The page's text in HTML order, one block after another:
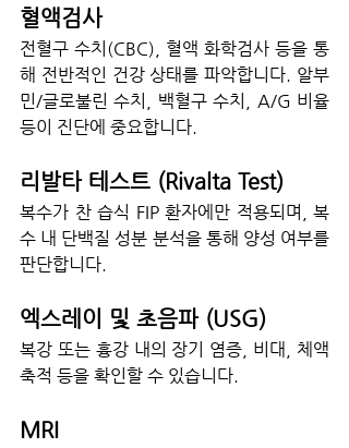
혈액검사
전혈구 수치(CBC), 혈액 화학검사 등을 통
해 전반적인 건강 상태를 파악합니다. 알부
민/글로불린 수치, 백혈구 수치, A/G 비율
등이 진단에 중요합니다.
리발타 테스트 (Rivalta Test)
복수가 찬 습식 FIP 환자에만 적용되며, 복
수 내 단백질 성분 분석을 통해 양성 여부를
판단합니다.
엑스레이 및 초음파 (USG)
복강 또는 흉강 내의 장기 염증, 비대, 체액
축적 등을 확인할 수 있습니다.
MRI